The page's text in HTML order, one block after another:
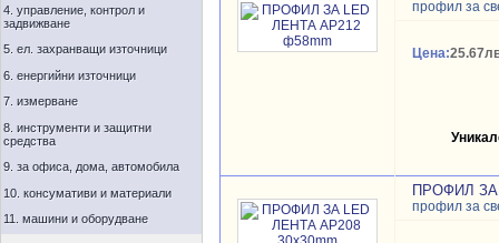
4. управление, контрол и
задвижване
5. ел. захранващи източници
6. енергийни източници
7. измерване
8. инструменти и защитни
средства
9. за офиса, дома, автомобила
10. консумативи и материали
11. машини и оборудване
профил за
Цена:
ПРОФИЛ ЗА
профил за